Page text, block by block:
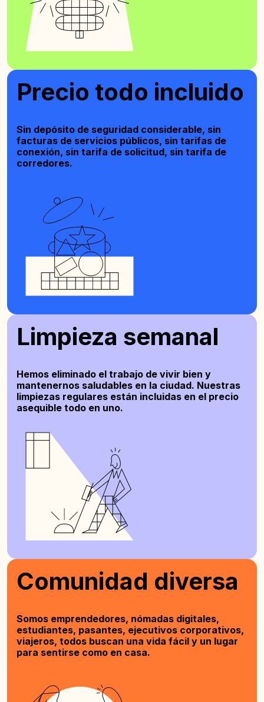
Precio todo incluido
Sin depósito de seguridad considerable, sin
facturas de servicios públicos, sin tarifas de
conexión, sin tarifa de solicitud, sin tarifa de
corredores.
Limpieza semanal
Hemos eliminado el trabajo de vivir bien y
mantenernos saludables en la ciudad. Nuestras
limpiezas regulares están incluidas en el precio
asequible todo en uno.
Comunidad diversa
Somos emprendedores, nómadas digitales,
estudiantes, pasantes, ejecutivos corporativos,
viajeros, todos buscan una vida fácil y un lugar
para sentirse como en casa.